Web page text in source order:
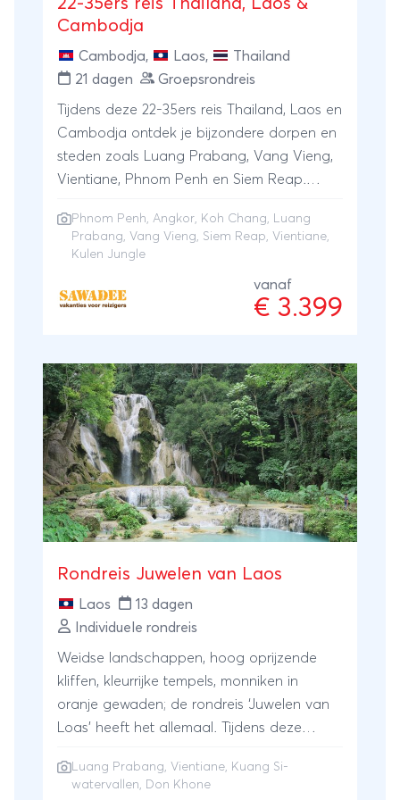
22-35ers reis Thailand, Laos &
Cambodja
Cambodja, Laos,
Thailand
21 dagen
Groepsrondreis
Tijdens deze 22-35ers reis Thailand, Laos en
Cambodja ontdek je bijzondere dorpen en
steden zoals Luang Prabang, Vang Vieng,
Vientiane, Phnom Penh en Siem Reap.
rijke cultuur en geschiedenis van Laos en
Cambodja. Bovendien gaan we op
avontuurlijke 2-daagse trekking in het
noorden van Laos, waar we de nacht
omgeving van Siem Reap bezoeken we de
indrukwekkende Angkor Wat tempels en
maken we een hike in de Kulen Jungle. Last
but not least, sluiten we de onvergetelijke
reis af op het paradijs eiland Koh Chang in
Thailand.
Phnom Penh, Angkor, Koh Chang, Luang
Prabang, Vang Vieng, Siem Reap, Vientiane,
Kulen Jungle
vanaf
€ 3.399
Rondreis Juwelen van Laos
Laos
13 dagen
Individuele rondreis
Weidse landschappen, hoog oprijzende
kliffen, kleurrijke tempels, monniken in
oranje gewaden; de rondreis ‘Juwelen van
Loas’ heeft het allemaal. Tijdens deze
tot zo’n bijzondere bestemming maken. Je
Luang Prabang, Vientiane, Kuang Si-
watervallen, Don Khone